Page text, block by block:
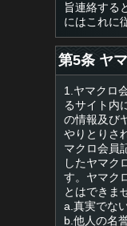
旨連絡する
にはこれに
第5条 ヤ
1.ヤマクロ
るサイト内
の情報及び
やりとりさ
マクロ会員
したヤマク
す。ヤマク
とはできま
a.真実でな
b.他人の名